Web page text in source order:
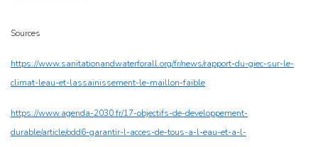
Sources
https://www.sanitationandwaterforall.org/fr/news/rapport-du-giec-sur-le-
climat-leau-et-lassainissement-le-maillon-faible
https://www.agenda-2030.fr/17-objectifs-de-developpement-
durable/article/odd6-garantir-l-acces-de-tous-a-l-eau-et-a-l-